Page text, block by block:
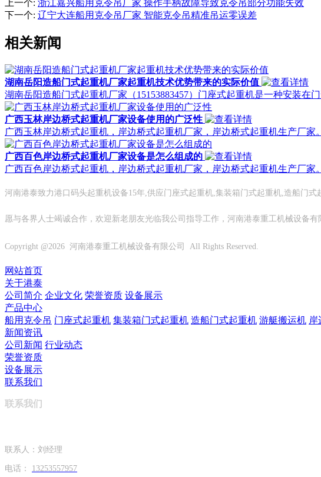
上一个: 浙江嘉兴船用克令吊厂家 操作手柄故障导致克令吊部分功能失效
下一个: 辽宁大连船用克令吊厂家 智能克令吊精准吊运零误差
相关新闻
湖南岳阳造船门式起重机厂家起重机技术优势带来的实际价值
湖南岳阳造船门式起重机厂家（15153883457）门座式起重机是一种安装
广西玉林岸边桥式起重机厂家设备使用的广泛性
广西玉林岸边桥式起重机，岸边桥式起重机厂家，岸边桥式起重机生产厂
广西百色岸边桥式起重机厂家设备是怎么组成的
广西百色岸边桥式起重机，岸边桥式起重机厂家，岸边桥式起重机生产厂
河南港泰致力港口码头起重机设备15年,供应门座式起重机,集装箱门式起重机,造船门
愿与各界人士竭诚合作，欢迎新老朋友光临我公司指导工作，河南港泰重工机械设备
Copyright @2026 河南港泰重工机械设备有限公司 All Rights Reserved.
网站首页
关于港泰
公司简介 企业文化 荣誉资质 设备展示
产品中心
船用克令吊 门座式起重机 集装箱门式起重机 造船门式起重机 游艇搬运机 岸
新闻资讯
公司新闻 行业动态
荣誉资质
设备展示
联系我们
联系我们
联系人：刘经理
电话： 13253557957